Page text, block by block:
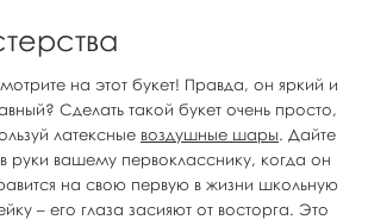
на этот букет! Правда, он яркий и
Сделать такой букет очень просто,
латексные воздушные шары. Дайте
руки вашему первокласснику, когда он
на свою первую в жизни школьную
– его глаза засияют от восторга. Это